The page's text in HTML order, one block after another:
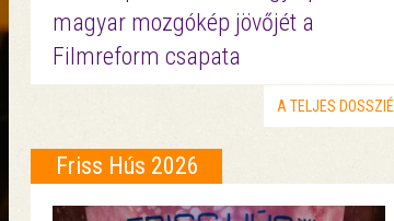
magyar mozgókép jövőjét a
Filmreform csapata
A TELJES DOSSZIÉ
Friss Hús 2026